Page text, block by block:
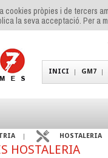
cookies pròpies i de tercers
la seva acceptació. Per a
INICI GM7
HOSTALERIA
HOSTALERIA